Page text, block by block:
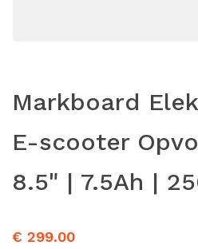
Markboard
E-scooter
8.5" | 7.5Ah |
€ 299.00